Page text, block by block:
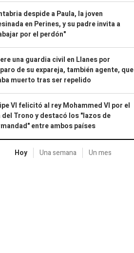
despide a Paula, la joven
en Perines, y su padre invita a
por el perdón"
una guardia civil en Llanes por
de su expareja, también agente, que
muerto tras ser repelido
VI felicitó al rey Mohammed VI por el
del Trono y destacó los "lazos de
entre ambos países
Hoy Una semana Un mes